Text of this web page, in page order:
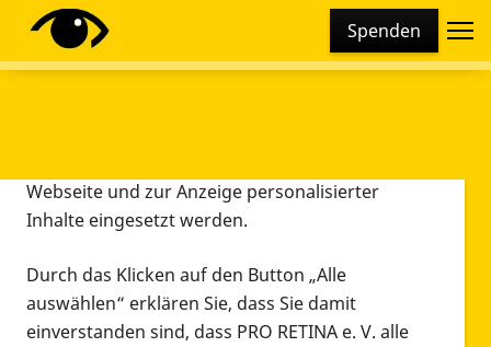
Spenden
Diese Webseite setzt verschiedene Cookies und
Tracking-Tools ein. Dies beinhaltet Cookies und
Webseite und zur Anzeige personalisierter
Inhalte eingesetzt werden.
Durch das Klicken auf den Button „Alle
auswählen“ erklären Sie, dass Sie damit
einverstanden sind, dass PRO RETINA e. V. alle